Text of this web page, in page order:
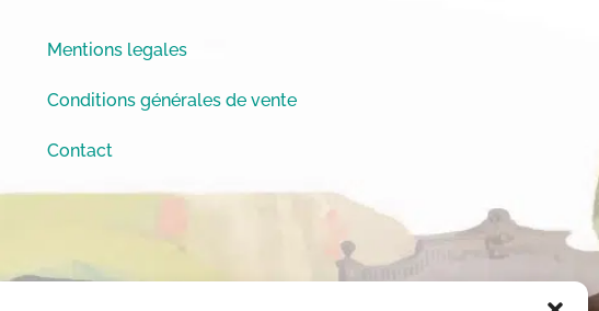
Mentions legales
Conditions générales de vente
Contact